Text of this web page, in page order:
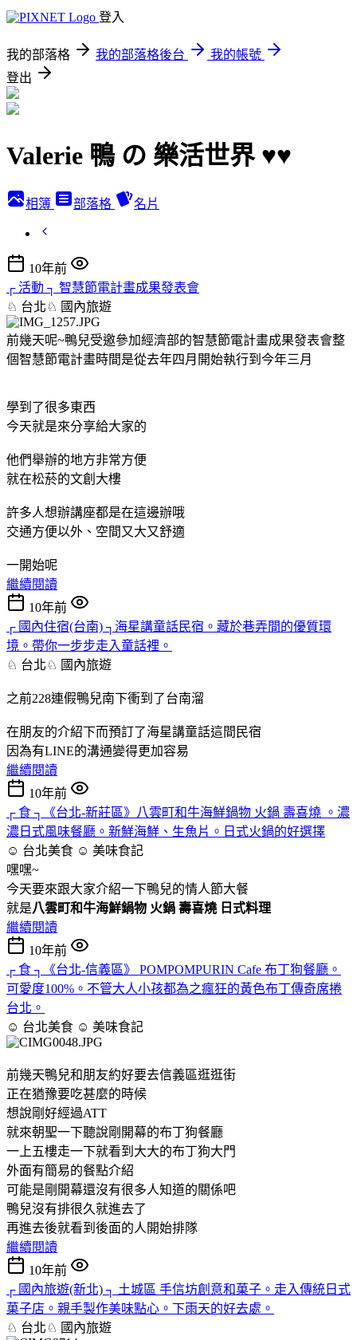
登入
我的部落格 我的部落格後台
我的帳號
登出
Valerie 鴨 の 樂活世界 ♥♥
相簿 部落格 名片
10年前
┌ 活動 ┐ 智慧節電計畫成果發表會
♘ 台北♘ 國內旅遊
前幾天呢~鴨兒受邀參加經濟部的智慧節電計畫成果發表會整
個智慧節電計畫時間是從去年四月開始執行到今年三月
學到了很多東西
今天就是來分享給大家的
他們舉辦的地方非常方便
就在松菸的文創大樓
許多人想辦講座都是在這邊辦哦
交通方便以外、空間又大又舒適
一開始呢
繼續閱讀
10年前
┌ 國內住宿(台南) ┐海星講童話民宿。藏於巷弄間的優質環
境。帶你一步步走入童話裡。
♘ 台北♘ 國內旅遊
之前228連假鴨兒南下衝到了台南溜
在朋友的介紹下而預訂了海星講童話這間民宿
因為有LINE的溝通變得更加容易
繼續閱讀
10年前
┌ 食 ┐《台北-新莊區》八雲町和牛海鮮鍋物 火鍋 壽喜燒 。濃
濃日式風味餐廳。新鮮海鮮、生魚片。日式火鍋的好選擇
☺ 台北美食 ☺ 美味食記
嘿嘿~
今天要來跟大家介紹一下鴨兒的情人節大餐
就是八雲町和牛海鮮鍋物 火鍋 壽喜燒 日式料理
繼續閱讀
10年前
┌ 食 ┐《台北-信義區》 POMPOMPURIN Cafe 布丁狗餐廳。
可愛度100%。不管大人小孩都為之瘋狂的黃色布丁傳奇席捲
台北。
☺ 台北美食 ☺ 美味食記
前幾天鴨兒和朋友約好要去信義區逛逛街
正在猶豫要吃甚麼的時候
想說剛好經過ATT
就來朝聖一下聽說剛開幕的布丁狗餐廳
一上五樓走一下就看到大大的布丁狗大門
外面有簡易的餐點介紹
可能是剛開幕還沒有很多人知道的關係吧
鴨兒沒有排很久就進去了
再進去後就看到後面的人開始排隊
繼續閱讀
10年前
┌ 國內旅遊(新北) ┐ 土城區 手信坊創意和菓子。走入傳統日式
菓子店。親手製作美味點心。下雨天的好去處。
♘ 台北♘ 國內旅遊